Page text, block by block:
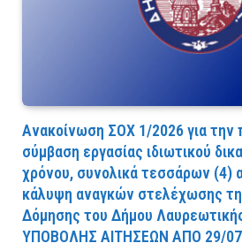
Ανακοίνωση ΣΟΧ 1/2026 για την
σύμβαση εργασίας ιδιωτικού
χρόνου, συνολικά τεσσάρων (4)
κάλυψη αναγκών στελέχωσης
Δόμησης του Δήμου
YΠOBOΛHΣ AITHΣEΩN AΠO 29/